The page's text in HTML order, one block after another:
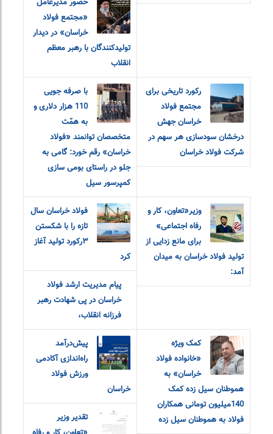
حضور مدیرعامل
«مجتمع فولاد
خراسان» در دیدار
تولیدکنندگان با رهبر معظم
انقلاب
رکورد تاریخی برای
مجتمع فولاد
خراسان جهش
درخشان سودسازی هر سهم در
شرکت فولاد خراسان
با صرفه جویی
110 هزار دلاری و
به همّت
متخصصان توانمند «فولاد
خراسان» رقم خورد: گامی به
جلو در راستای بومی سازی
کمپرسور سیل
وزیر«تعاون، کار و
رفاه اجتماعی»
برای مانع زدایی از
تولید فولاد خراسان به میدان
آمد:
فولاد خراسان سال
تازه را با شکستن
۳رکورد تولید آغاز
کرد
پیام مدیریت ارشد فولاد
خراسان در پی شهادت رهبر
فرزانه انقلاب،
کمک ویژه
«خانواده فولاد
خراسان» به
هموطنان سیل زده کمک
140میلیون تومانی همکاران
فولاد به هموطنان سیل زده
پیش‌درآمد
راه‌اندازی آکادمی
ورزش فولاد
خراسان
تقدیر وزیر